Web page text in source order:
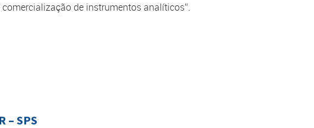
de instrumentos analíticos”.
– SPS